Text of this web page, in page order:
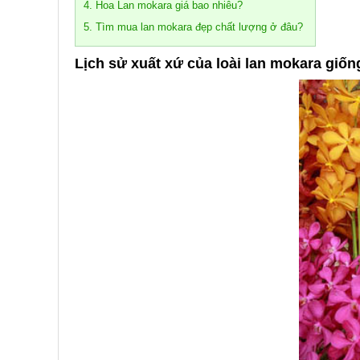
4. Hoa Lan mokara giá bao nhiêu?
5. Tìm mua lan mokara đẹp chất lượng ở đâu?
Lịch sử xuất xứ của loài lan mokara